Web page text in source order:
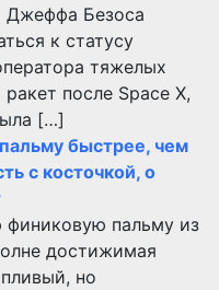
Джеффа Безоса
к статусу
тяжелых
после Space X,
[…]
быстрее, чем
с косточкой, о
финиковую пальму из
достижимая
но